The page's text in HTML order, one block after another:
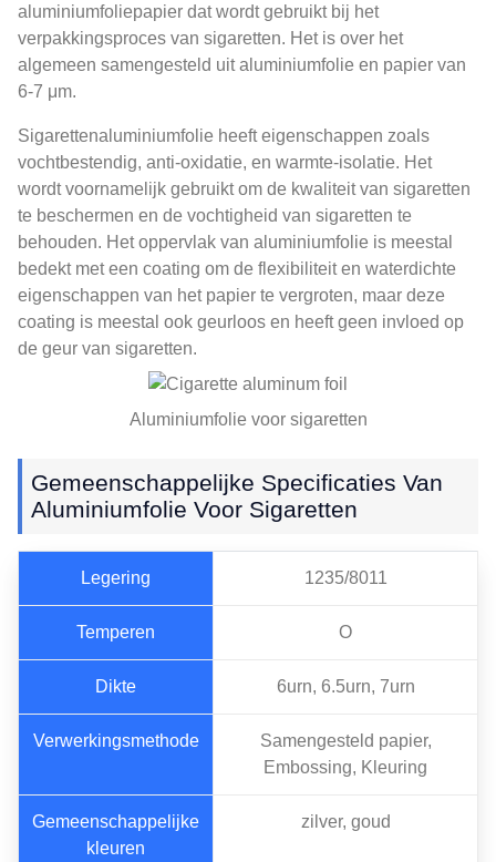
aluminiumfoliepapier dat wordt gebruikt bij het
verpakkingsproces van sigaretten. Het is over het
algemeen samengesteld uit aluminiumfolie en papier van
6-7 μm.
Sigarettenaluminiumfolie heeft eigenschappen zoals
vochtbestendig, anti-oxidatie, en warmte-isolatie. Het
wordt voornamelijk gebruikt om de kwaliteit van sigaretten
te beschermen en de vochtigheid van sigaretten te
behouden. Het oppervlak van aluminiumfolie is meestal
bedekt met een coating om de flexibiliteit en waterdichte
eigenschappen van het papier te vergroten, maar deze
coating is meestal ook geurloos en heeft geen invloed op
de geur van sigaretten.
Aluminiumfolie voor sigaretten
Gemeenschappelijke Specificaties Van
Aluminiumfolie Voor Sigaretten
Legering 1235/8011
Temperen O
Dikte 6urn, 6.5urn, 7urn
Verwerkingsmethode
Samengesteld papier,
Embossing, Kleuring
Gemeenschappelijke
kleuren
zilver, goud